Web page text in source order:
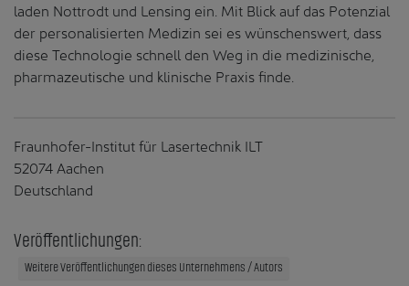
laden Nottrodt und Lensing ein. Mit Blick auf das Potenzial
der personalisierten Medizin sei es wünschenswert, dass
diese Technologie schnell den Weg in die medizinische,
pharmazeutische und klinische Praxis finde.
Fraunhofer-Institut für Lasertechnik ILT
52074 Aachen
Deutschland
Veröffentlichungen:
Weitere Veröffentlichungen dieses Unternehmens / Autors